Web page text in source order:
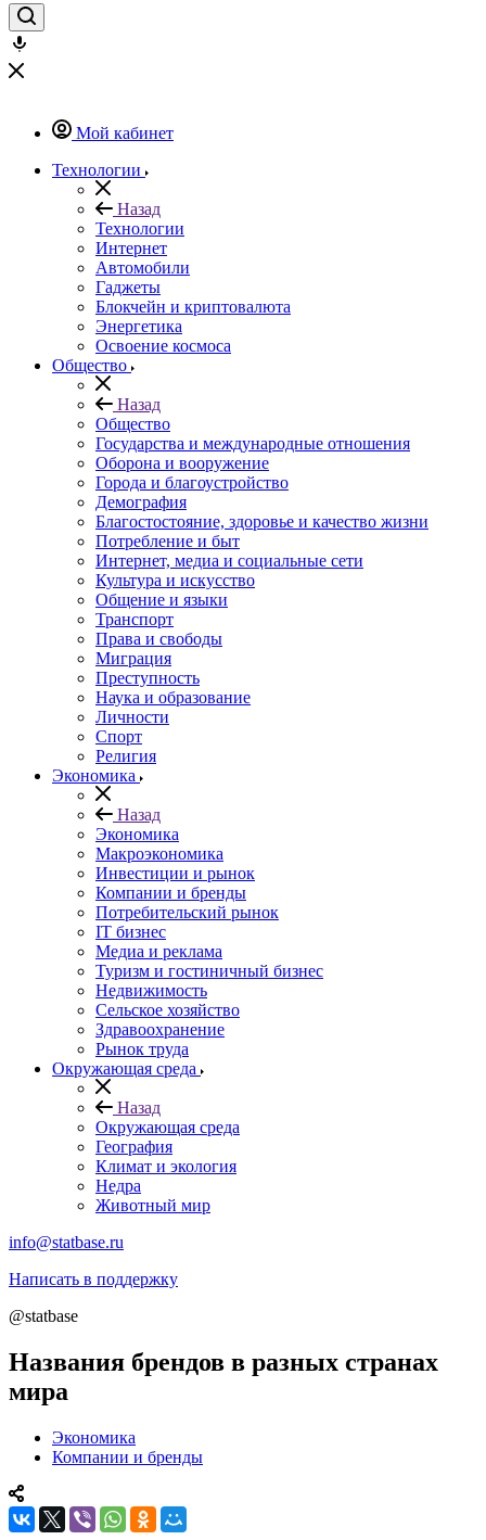
Мой кабинет
Технологии
Назад
Технологии
Интернет
Автомобили
Гаджеты
Блокчейн и криптовалюта
Энергетика
Освоение космоса
Общество
Назад
Общество
Государства и международные отношения
Оборона и вооружение
Города и благоустройство
Демография
Благостостояние, здоровье и качество жизни
Потребление и быт
Интернет, медиа и социальные сети
Культура и искусство
Общение и языки
Транспорт
Права и свободы
Миграция
Преступность
Наука и образование
Личности
Спорт
Религия
Экономика
Назад
Экономика
Макроэкономика
Инвестиции и рынок
Компании и бренды
Потребительский рынок
IT бизнес
Медиа и реклама
Туризм и гостиничный бизнес
Недвижимость
Сельское хозяйство
Здравоохранение
Рынок труда
Окружающая среда
Назад
Окружающая среда
География
Климат и экология
Недра
Животный мир
info@statbase.ru
Написать в поддержку
@statbase
Названия брендов в разных странах
мира
Экономика
Компании и бренды